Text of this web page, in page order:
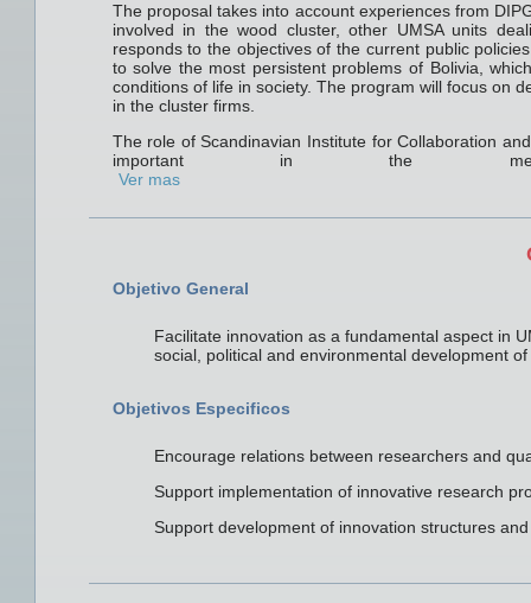
The proposal takes into account experiences from
involved in the wood cluster, other UMSA units
responds to the objectives of the current public
to solve the most persistent problems of Bolivia,
conditions of life in society. The program will focus on
in the cluster firms.
The role of Scandinavian Institute for Collaboration
important in the
Ver mas
Objetivo General
Facilitate innovation as a fundamental aspect in
social, political and environmental development of
Objetivos Especificos
Encourage relations between researchers and
Support implementation of innovative research
Support development of innovation structures